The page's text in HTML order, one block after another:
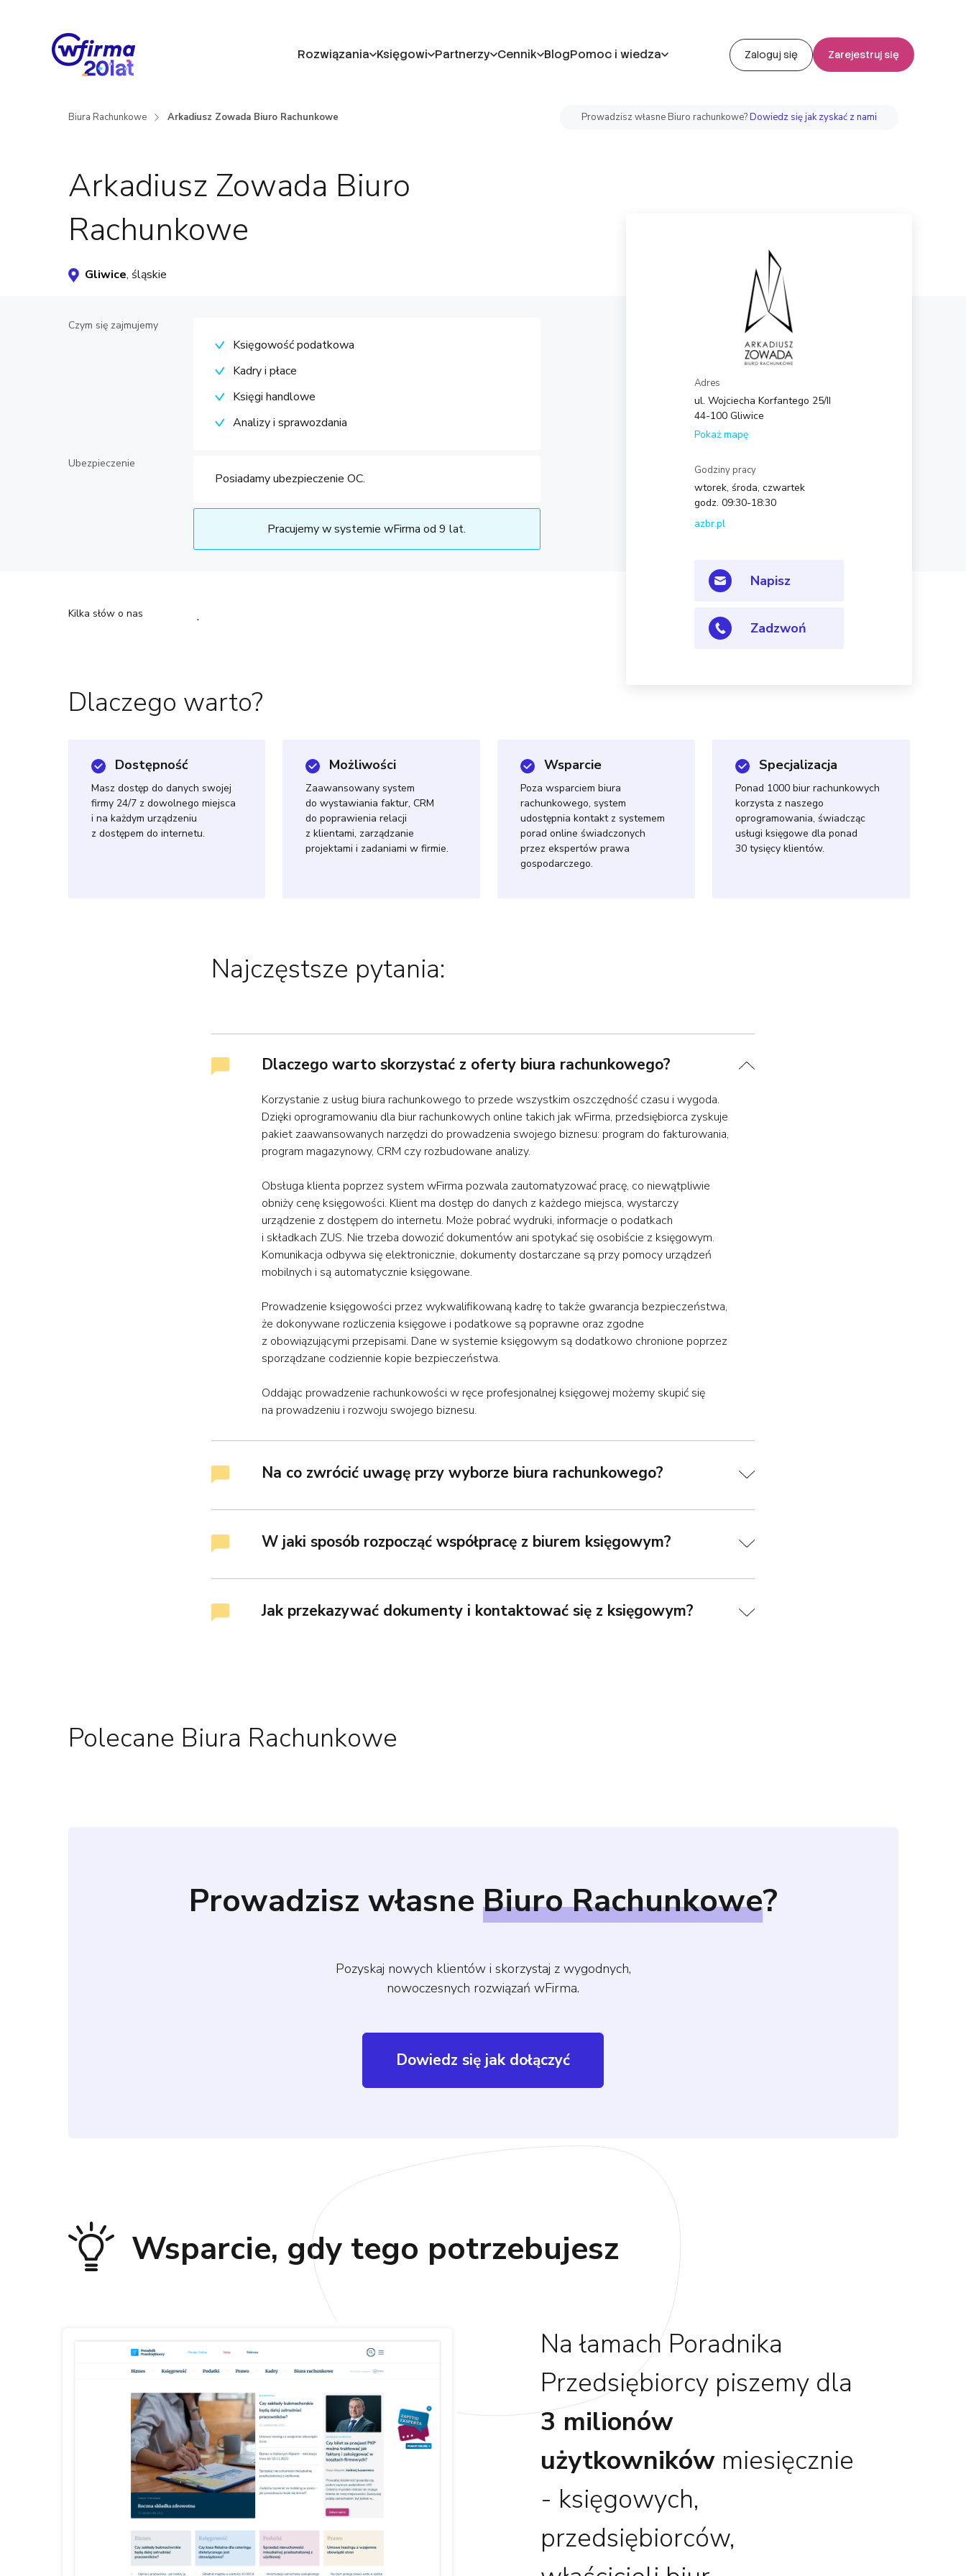
Rozwiązania Księgowi Partnerzy Cennik BlogPomoc i wiedza Zaloguj się Zarejestruj się
Biura Rachunkowe Arkadiusz Zowada Biuro Rachunkowe Prowadzisz własne Biuro rachunkowe?Dowiedz się jak zyskać z nami
Arkadiusz Zowada Biuro
Rachunkowe
Gliwice, śląskie
Czym się zajmujemy
Księgowość podatkowa
Kadry i płace
Księgi handlowe
Analizy i sprawozdania
Ubezpieczenie
Posiadamy ubezpieczenie OC.
Pracujemy w systemie wFirma od 9 lat.
Adres
ul. Wojciecha Korfantego 25/II
44-100 Gliwice
Pokaż mapę
Godziny pracy
wtorek, środa, czwartek
godz. 09:30-18:30
azbr.pl
Napisz
Zadzwoń
Kilka słów o nas .
Dlaczego warto?
Dostępność
Masz dostęp do danych swojej
firmy 24/7 z dowolnego miejsca
i na każdym urządzeniu
z dostępem do internetu.
Możliwości
Zaawansowany system
do wystawiania faktur, CRM
do poprawienia relacji
z klientami, zarządzanie
projektami i zadaniami w firmie.
Wsparcie
Poza wsparciem biura
rachunkowego, system
udostępnia kontakt z systemem
porad online świadczonych
przez ekspertów prawa
gospodarczego.
Specjalizacja
Ponad 1000 biur rachunkowych
korzysta z naszego
oprogramowania, świadcząc
usługi księgowe dla ponad
30 tysięcy klientów.
Najczęstsze pytania:
Dlaczego warto skorzystać z oferty biura rachunkowego?
Korzystanie z usług biura rachunkowego to przede wszystkim oszczędność czasu i wygoda.
Dzięki oprogramowaniu dla biur rachunkowych online takich jak wFirma, przedsiębiorca zyskuje
pakiet zaawansowanych narzędzi do prowadzenia swojego biznesu: program do fakturowania,
program magazynowy, CRM czy rozbudowane analizy.
Obsługa klienta poprzez system wFirma pozwala zautomatyzować pracę, co niewątpliwie
obniży cenę księgowości. Klient ma dostęp do danych z każdego miejsca, wystarczy
urządzenie z dostępem do internetu. Może pobrać wydruki, informacje o podatkach
i składkach ZUS. Nie trzeba dowozić dokumentów ani spotykać się osobiście z księgowym.
Komunikacja odbywa się elektronicznie, dokumenty dostarczane są przy pomocy urządzeń
mobilnych i są automatycznie księgowane.
Prowadzenie księgowości przez wykwalifikowaną kadrę to także gwarancja bezpieczeństwa,
że dokonywane rozliczenia księgowe i podatkowe są poprawne oraz zgodne
z obowiązującymi przepisami. Dane w systemie księgowym są dodatkowo chronione poprzez
sporządzane codziennie kopie bezpieczeństwa.
Oddając prowadzenie rachunkowości w ręce profesjonalnej księgowej możemy skupić się
na prowadzeniu i rozwoju swojego biznesu.
Na co zwrócić uwagę przy wyborze biura rachunkowego?
W jaki sposób rozpocząć współpracę z biurem księgowym?
Jak przekazywać dokumenty i kontaktować się z księgowym?
Polecane Biura Rachunkowe
Prowadzisz własne Biuro Rachunkowe?
Pozyskaj nowych klientów i skorzystaj z wygodnych,
nowoczesnych rozwiązań wFirma.
Dowiedz się jak dołączyć
Wsparcie, gdy tego potrzebujesz
Na łamach Poradnika
Przedsiębiorcy piszemy dla
3 milionów
użytkowników miesięcznie
- księgowych,
przedsiębiorców,